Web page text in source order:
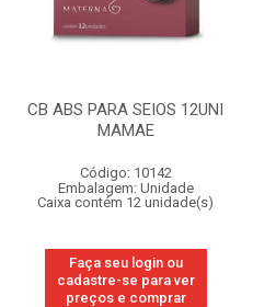
CB ABS PARA SEIOS 12UNI
MAMAE
Código: 10142
Embalagem: Unidade
Caixa contém 12 unidade(s)
Faça seu login ou
cadastre-se para ver
preços e comprar